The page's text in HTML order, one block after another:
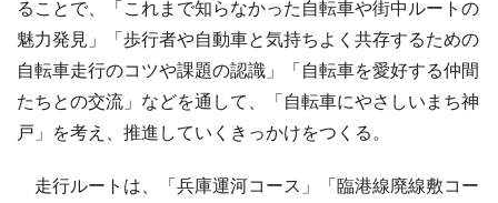
ることで、「これまで知らなかった自転車や街中ルートの
魅力発見」「歩行者や自動車と気持ちよく共存するための
自転車走行のコツや課題の認識」「自転車を愛好する仲間
たちとの交流」などを通して、「自転車にやさしいまち神
戸」を考え、推進していくきっかけをつくる。
走行ルートは、「兵庫運河コース」「臨港線廃線敷コー